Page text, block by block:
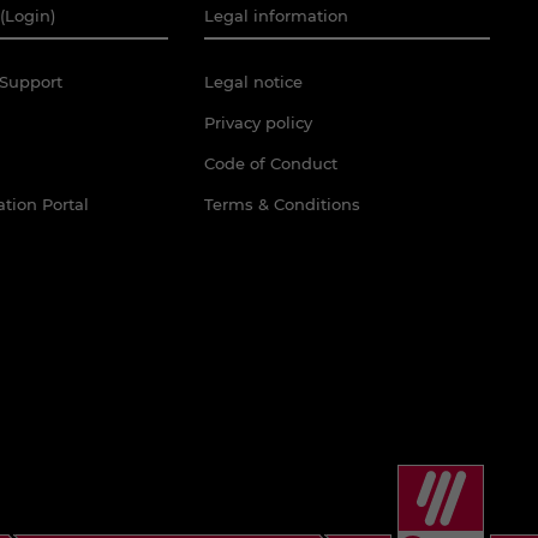
Portal
Legal information
Legal notice
Privacy policy
Code of Conduct
Terms & Conditions